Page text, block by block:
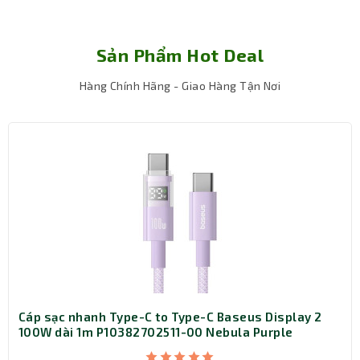
Sản Phẩm Hot Deal
Hàng Chính Hãng - Giao Hàng Tận Nơi
Cáp sạc nhanh Type-C to Type-C Baseus Display 2
100W dài 1m P10382702511-00 Nebula Purple